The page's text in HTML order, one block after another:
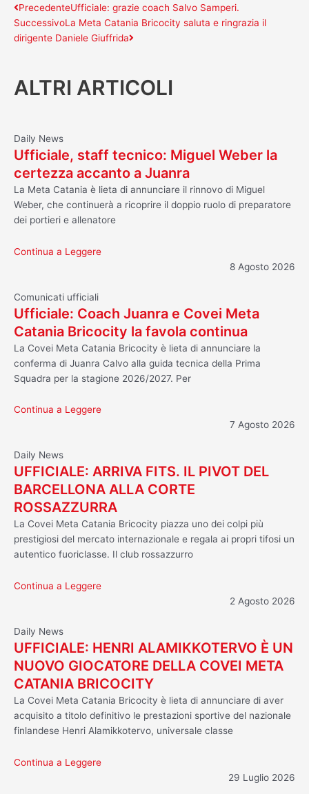
Precedente
PrecedenteUfficiale: grazie coach Salvo Samperi.
SuccessivoLa Meta Catania Bricocity saluta e ringrazia il
dirigente Daniele Giuffrida
Successivo
ALTRI ARTICOLI
Daily News
Ufficiale, staff tecnico: Miguel Weber la
certezza accanto a Juanra
La Meta Catania è lieta di annunciare il rinnovo di Miguel
Weber, che continuerà a ricoprire il doppio ruolo di preparatore
dei portieri e allenatore
Continua a Leggere
8 Agosto 2026
Comunicati ufficiali
Ufficiale: Coach Juanra e Covei Meta
Catania Bricocity la favola continua
La Covei Meta Catania Bricocity è lieta di annunciare la
conferma di Juanra Calvo alla guida tecnica della Prima
Squadra per la stagione 2026/2027. Per
Continua a Leggere
7 Agosto 2026
Daily News
UFFICIALE: ARRIVA FITS. IL PIVOT DEL
BARCELLONA ALLA CORTE
ROSSAZZURRA
La Covei Meta Catania Bricocity piazza uno dei colpi più
prestigiosi del mercato internazionale e regala ai propri tifosi un
autentico fuoriclasse. Il club rossazzurro
Continua a Leggere
2 Agosto 2026
Daily News
UFFICIALE: HENRI ALAMIKKOTERVO È UN
NUOVO GIOCATORE DELLA COVEI META
CATANIA BRICOCITY
La Covei Meta Catania Bricocity è lieta di annunciare di aver
acquisito a titolo definitivo le prestazioni sportive del nazionale
finlandese Henri Alamikkotervo, universale classe
Continua a Leggere
29 Luglio 2026